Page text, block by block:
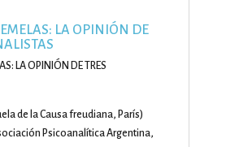
LA OPINIÓN DE
LA OPINIÓN DE TRES
de la Causa freudiana, París)
Psicoanalítica Argentina,